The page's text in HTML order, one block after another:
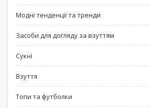
Модні тенденції та тренди
Засоби для догляду за взуттям
Сукні
Взуття
Топи та футболки